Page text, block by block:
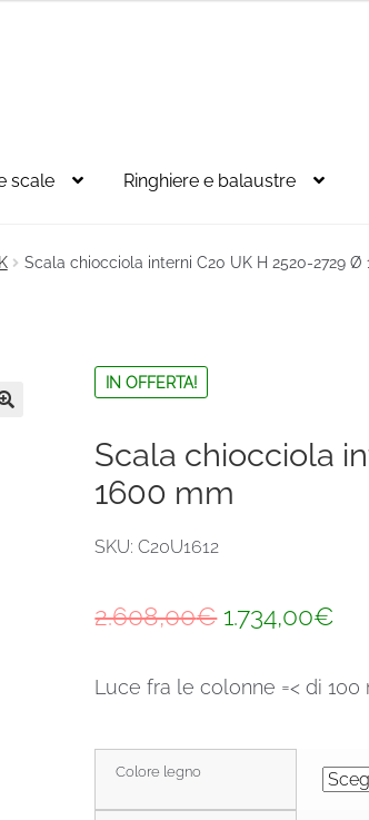
scale Ringhiere e balaustre
Scala chiocciola interni C20 UK H 2520-2729 Ø
IN OFFERTA!
Scala chiocciola
1600 mm
SKU: C20U1612
2.608,00€ Il
originale
2.608,00€.
1.734,00€
Luce fra le colonne =< di
Colore legno